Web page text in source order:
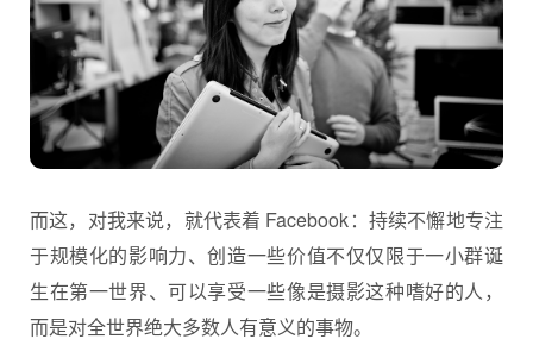
而这，对我来说，就代表着 Facebook：持续不懈地专注
于规模化的影响力、创造一些价值不仅仅限于一小群诞
生在第一世界、可以享受一些像是摄影这种嗜好的人，
而是对全世界绝大多数人有意义的事物。